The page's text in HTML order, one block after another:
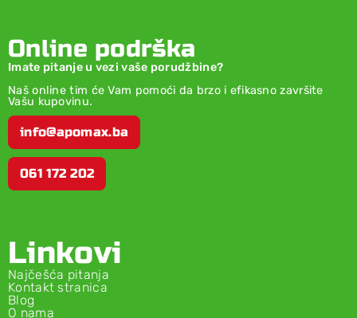
Online podrška
Imate pitanje u vezi vaše porudžbine?
Naš online tim će Vam pomoći da brzo i efikasno završite
Vašu kupovinu.
info@apomax.ba
061 172 202
Linkovi
Najčešća pitanja
Kontakt stranica
Blog
O nama